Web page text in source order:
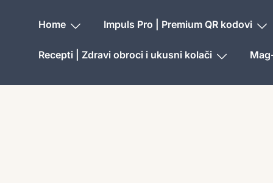
Home Impuls Pro | Premium QR kodovi
Recepti | Zdravi obroci i ukusni kolači